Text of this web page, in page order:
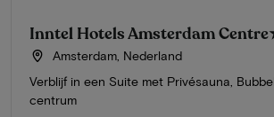
Inntel Hotels Amsterdam Centre
Amsterdam, Nederland
Verblijf in een Suite met Privésauna,
centrum